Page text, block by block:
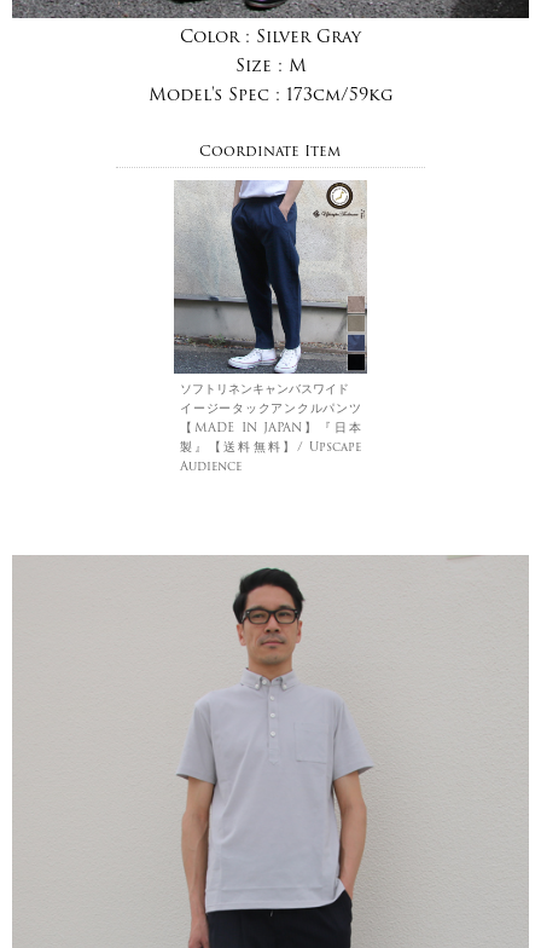
Color : Silver Gray
Size : M
Model's Spec : 173cm/59kg
Coordinate Item
ソフトリネンキャンバスワイド
イージータックアンクルパンツ
【MADE IN JAPAN】『日本
製』【送料無料】/ Upscape
Audience